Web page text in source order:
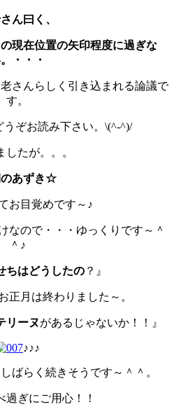
ん曰く、
現在位置の矢印程度に過ぎな
・・・
さんらしく引き込まれる論議で
す。
ぞお読み下さい。\(^-^)/
したが。。。
あずき☆
お目覚めです～♪
なので・・・ゆっくりです～＾
＾♪
ちはどうしたの ？』
正月は終わりました～。
リーヌがあるじゃないか！！』
♪♪♪
ばらく続きそうです～＾＾。
過ぎにご用心！！